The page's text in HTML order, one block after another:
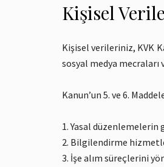
Kişisel
Kişisel verileriniz, KVK
sosyal medya
Kanun’un 5. ve 6.
Yasal düzenlemelerin
Bilgilendirme
İşe alım süreçlerini